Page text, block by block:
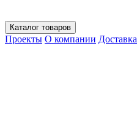
Каталог товаров
Проекты О компании Доставка